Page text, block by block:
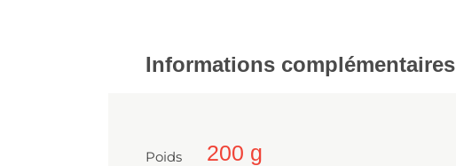
Informations complémentaires
Poids 200 g